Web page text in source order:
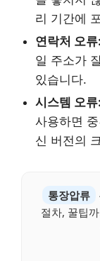
리 기간에
연락처 오류:
일 주소가
있습니다.
시스템 오류:
사용하면
신 버전의
통장압류
절차, 꿀팁